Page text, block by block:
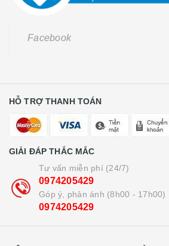
Facebook
HỖ TRỢ THANH TOÁN
GIẢI ĐÁP THẮC MẮC
Tư vấn miễn phí (24/7)
0974205429
Góp ý, phản ánh (8h00 - 17h00)
0974205429